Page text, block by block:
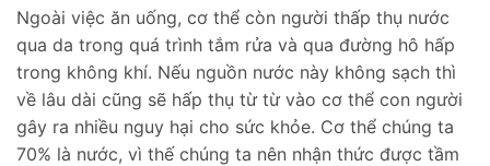
Ngoài việc ăn uống, cơ thể còn người thấp thụ nước
qua da trong quá trình tắm rửa và qua đường hô hấp
trong không khí. Nếu nguồn nước này không sạch thì
về lâu dài cũng sẽ hấp thụ từ từ vào cơ thể con người
gây ra nhiều nguy hại cho sức khỏe. Cơ thể chúng ta
70% là nước, vì thế chúng ta nên nhận thức được tầm